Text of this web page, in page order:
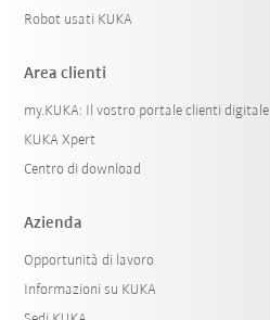
Robot usati KUKA
Area clienti
my.KUKA: Il vostro portale clienti digitale
KUKA Xpert
Centro di download
Azienda
Opportunità di lavoro
Informazioni su KUKA